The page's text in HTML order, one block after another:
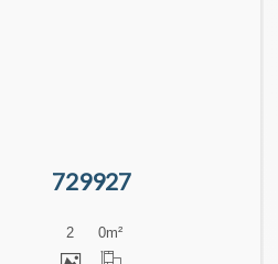
729927
2 0m²